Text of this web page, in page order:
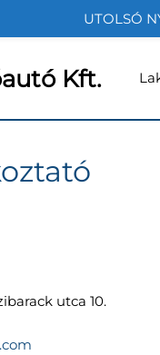
Kft.
utca 10.
UTOLSÓ